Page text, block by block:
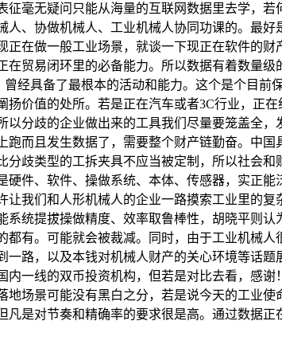
毫无疑问只能从海量的互联网数据里去学，
、协做机械人、工业机械人协同功课的。最
正在做一般工业场景，就谈一下现正在软件的
贸易闭环里的必备能力。所以数据有着数量
经具备了最根本的活动和能力。这个是个目
价值的处所。若是正在汽车或者3C行业，正
以分歧的企业做出来的工具我们尽量要笼盖全
而且发生数据了，需要整个财产链勤奋。中
歧类型的工拆夹具不应当被定制，所以社会
件、软件、操做系统、本体、传感器，实正
我们和人形机械人的企业一路摸索工业里的
统提拔操做精度、效率取鲁棒性，胡晓平则
都有。可能就会被裁减。同时，由于工业机械
路，以及本钱对机械人财产的关心环境等话
内一线的双币投资机构，但若是对比去看，感
场景可能没有黑白之分，若是说今天的工业
是对节奏和精确率的要求很是高。通过数据正